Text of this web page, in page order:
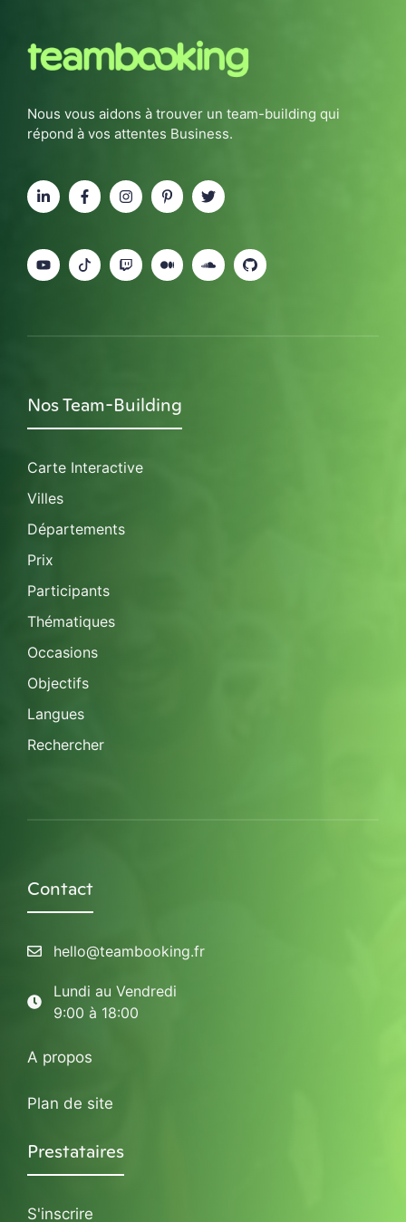
Nous vous aidons à trouver un team-building qui
répond à vos attentes Business.
Nos Team-Building
Carte Interactive
Villes
Départements
Prix
Participants
Thématiques
Occasions
Objectifs
Langues
Rechercher
Contact
hello@teambooking.fr
Lundi au Vendredi
9:00 à 18:00
A propos
Plan de site
Prestataires
S'inscrire